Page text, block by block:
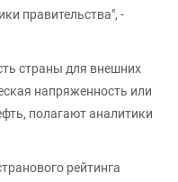
правительства", -
страны для внешних
напряженность или
полагают аналитики
рейтинга